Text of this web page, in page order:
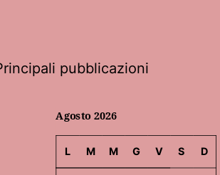
pubblicazioni
Agosto 2026
L M M G V S D